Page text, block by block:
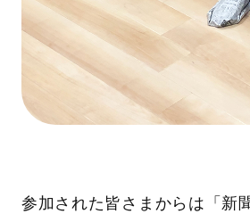
参加された皆さまからは「新